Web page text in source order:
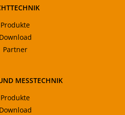
Produkte
Download
Partner
MESSTECHNIK
Produkte
Download